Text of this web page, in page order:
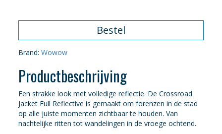
Bestel
Brand:Wowow
Productbeschrijving
Een strakke look met volledige reflectie. De Crossroad
Jacket Full Reflective is gemaakt om forenzen in de stad
op alle juiste momenten zichtbaar te houden. Van
nachtelijke ritten tot wandelingen in de vroege ochtend.